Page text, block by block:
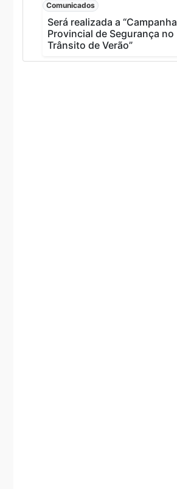
Comunicados
Será realizada a “Campanha
Provincial de Segurança no
Trânsito de Verão”